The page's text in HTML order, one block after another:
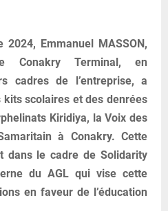
Emmanuel MASSON,
Conakry Terminal, en
cadres de l’entreprise, a
scolaires et des denrées
Kiridiya, la Voix des
à Conakry. Cette
dans le cadre de Solidarity
du AGL qui vise cette
en faveur de l’éducation